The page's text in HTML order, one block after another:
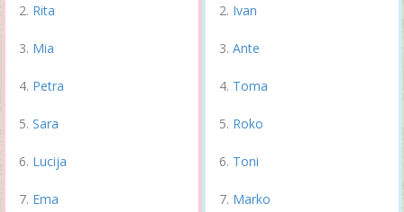
Rita
Mia
Petra
Sara
Lucija
Ema
Ivan
Ante
Toma
Roko
Toni
Marko